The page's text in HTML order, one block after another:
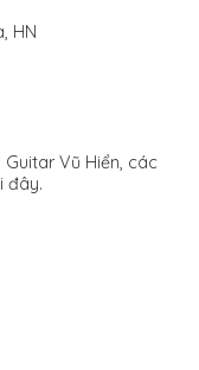
HN
Vũ Hiển, các
đây.